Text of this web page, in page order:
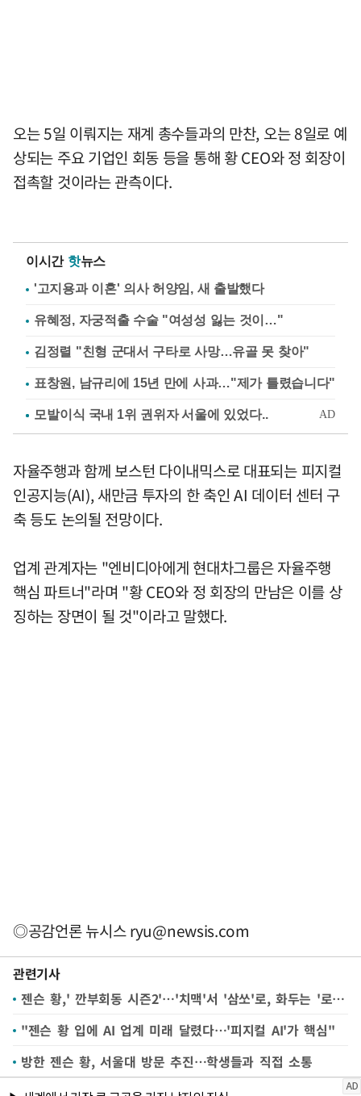
오는 5일 이뤄지는 재계 총수들과의 만찬, 오는 8일로 예
상되는 주요 기업인 회동 등을 통해 황 CEO와 정 회장이
접촉할 것이라는 관측이다.
이시간 핫뉴스
'고지용과 이혼' 의사 허양임, 새 출발했다
유혜정, 자궁적출 수술 "여성성 잃는 것이…"
김정렬 "친형 군대서 구타로 사망…유골 못 찾아"
표창원, 남규리에 15년 만에 사과…"제가 틀렸습니다"
자율주행과 함께 보스턴 다이내믹스로 대표되는 피지컬
인공지능(AI), 새만금 투자의 한 축인 AI 데이터 센터 구
축 등도 논의될 전망이다.
업계 관계자는 "엔비디아에게 현대차그룹은 자율주행
핵심 파트너"라며 "황 CEO와 정 회장의 만남은 이를 상
징하는 장면이 될 것"이라고 말했다.
◎공감언론 뉴시스ryu@newsis.com
관련기사
젠슨 황,' 깐부회동 시즌2'…'치맥'서 '삼쏘'로, 화두는 '로보틱스'
"젠슨 황 입에 AI 업계 미래 달렸다…'피지컬 AI'가 핵심"
방한 젠슨 황, 서울대 방문 추진…학생들과 직접 소통